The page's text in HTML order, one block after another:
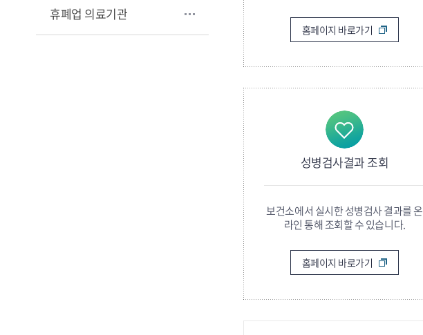
휴폐업 의료기관
홈페이지 바로가기
성병검사결과 조회
보건소에서 실시한 성병검사 결과를 온
라인 통해 조회할 수 있습니다.
홈페이지 바로가기